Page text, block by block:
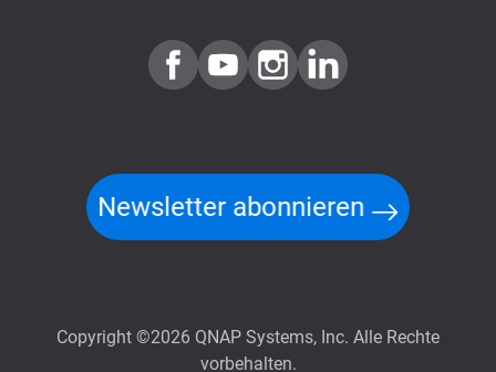
Newsletter abonnieren
Copyright ©2026 QNAP Systems, Inc. Alle Rechte
vorbehalten.